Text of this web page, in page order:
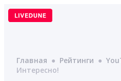
Перейти
Главная ● Рейтинги ●
Интересно!